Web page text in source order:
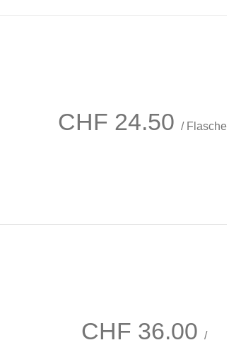
CHF 24.50 / Flasche
CHF 36.00 /